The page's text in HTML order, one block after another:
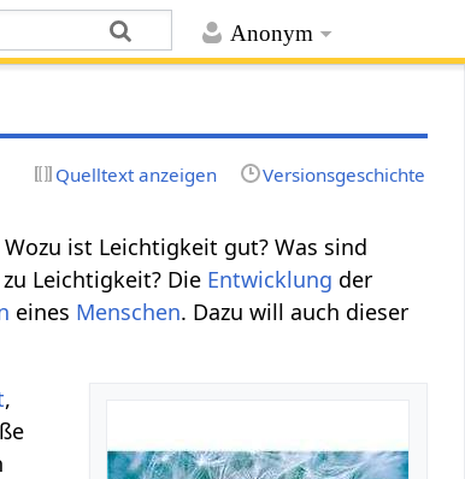
Anonym
Quelltext anzeigen Versionsgeschichte
ist Leichtigkeit gut? Was sind
Leichtigkeit? Die Entwicklung der
eines Menschen. Dazu will auch dieser
,